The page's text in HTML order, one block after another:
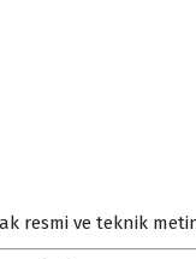
resmi ve teknik